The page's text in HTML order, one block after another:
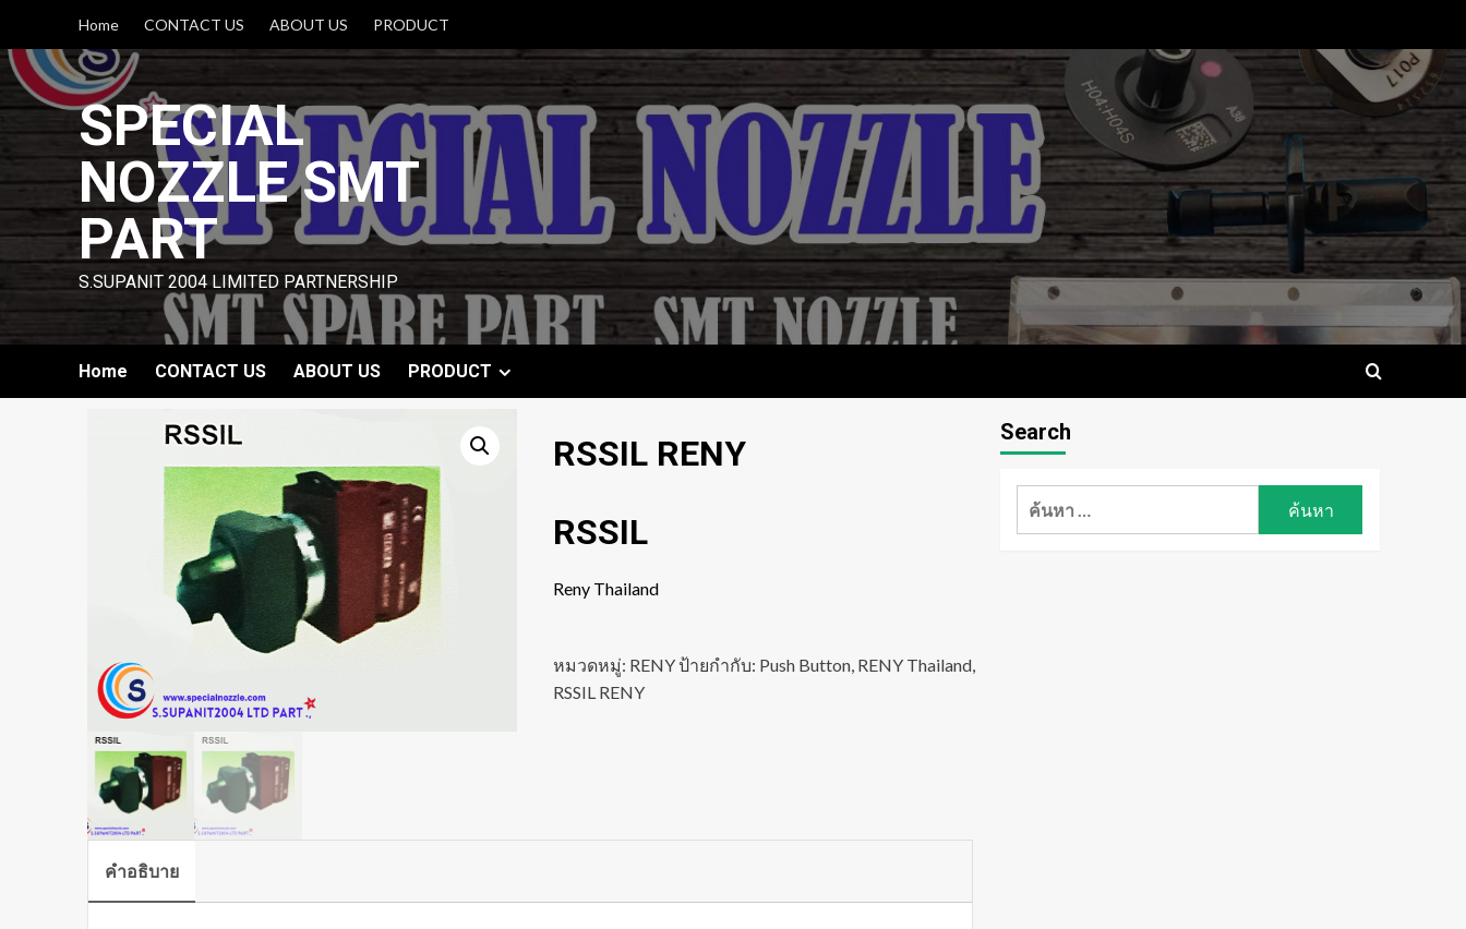
content
Home CONTACT US ABOUT US PRODUCT
SPECIAL
NOZZLE SMT
PART
S.SUPANIT 2004 LIMITED PARTNERSHIP
Home CONTACT US ABOUT US PRODUCT
RSSIL RENY
RSSIL
Reny Thailand
หมวดหมู่: RENYป้ายกำกับ: Push Button, RENY Thailand,
RSSIL RENY
คำอธิบาย
Search
ค้นหา